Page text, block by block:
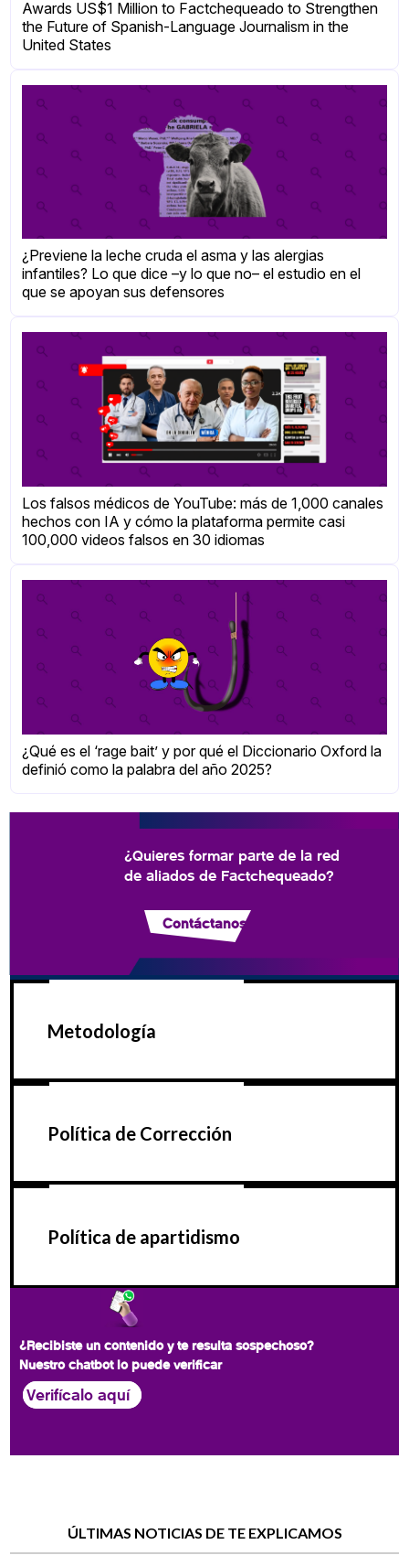
Awards US$1 Million to Factchequeado to Strengthen
the Future of Spanish-Language Journalism in the
United States
¿Previene la leche cruda el asma y las alergias
infantiles? Lo que dice –y lo que no– el estudio en el
que se apoyan sus defensores
Los falsos médicos de YouTube: más de 1,000 canales
hechos con IA y cómo la plataforma permite casi
100,000 videos falsos en 30 idiomas
¿Qué es el ‘rage bait’ y por qué el Diccionario Oxford la
definió como la palabra del año 2025?
¿Quieres formar parte de la red
de aliados de Factchequeado?
Contáctanos
Metodología
Política de Corrección
Política de apartidismo
¿Recibiste un contenido y te resulta sospechoso?
Nuestro chatbot lo puede verificar
Verifícalo aquí
ÚLTIMAS NOTICIAS DE TE EXPLICAMOS